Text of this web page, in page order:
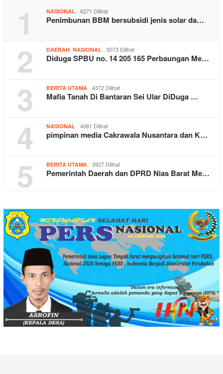
1 NASIONAL 6271 Dilihat
Penimbunan BBM bersubsidi jenis solar da…
2 DAERAH, NASIONAL 5073 Dilihat
Diduga SPBU no. 14 205 165 Perbaungan Me…
3 BERITA UTAMA 4372 Dilihat
Mafia Tanah Di Bantaran Sei Ular DiDuga …
4 NASIONAL 4081 Dilihat
pimpinan media Cakrawala Nusantara dan K…
5 BERITA UTAMA 3927 Dilihat
Pemerintah Daerah dan DPRD Nias Barat Me…